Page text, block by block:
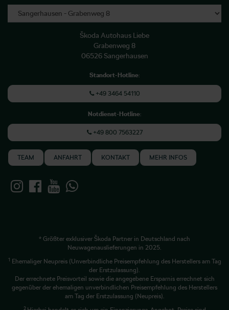
Škoda Autohaus Liebe
Grabenweg 8
06526 Sangerhausen
Standort-Hotline:
+49 3464 54110
Notdienst-Hotline:
+49 800 7563227
TEAM ANFAHRT KONTAKT MEHR INFOS
* Größter exklusiver Škoda Partner in Deutschland nach
Neuwagenauslieferungen in 2025.
1 Ehemaliger Neupreis (Unverbindliche Preisempfehlung des Herstellers am Tag
der Erstzulassung).
Der errechnete Preisvorteil sowie die angegebene Ersparnis errechnet sich
gegenüber der ehemaligen unverbindlichen Preisempfehlung des Herstellers
am Tag der Erstzulassung (Neupreis).
2